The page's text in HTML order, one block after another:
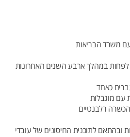
משרד הבריאות
לפחות במהלך ארבע השנים האחרונות
כאחד
עם מוגבלות
רלבנטיים
ובהתאם לתוכנית החיסונים של עובדי